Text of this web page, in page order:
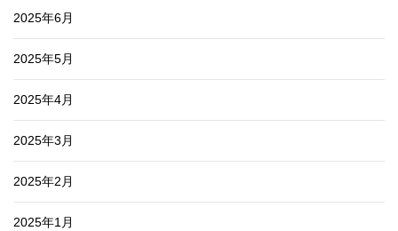
2025年6月
2025年5月
2025年4月
2025年3月
2025年2月
2025年1月